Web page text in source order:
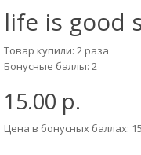
life is good
Товар купили: 2 раза
Бонусные баллы: 2
15.00 р.
Цена в бонусных баллах: 15